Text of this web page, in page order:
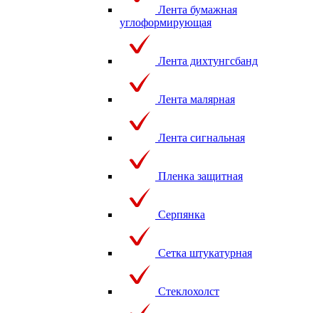
Лента бумажная
углоформирующая
Лента дихтунгсбанд
Лента малярная
Лента сигнальная
Пленка защитная
Серпянка
Сетка штукатурная
Стеклохолст